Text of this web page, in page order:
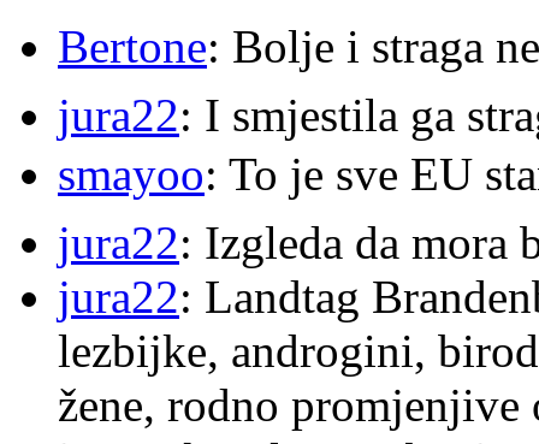
Bertone: Bolje i straga
jura22: I smjestila ga
smayoo: To je sve EU
jura22: Izgleda da mora
jura22: Landtag
lezbijke, androgini,
žene, rodno